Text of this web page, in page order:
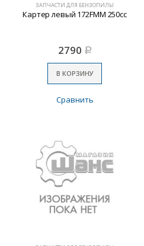
ЗАПЧАСТИ ДЛЯ БЕНЗОПИЛЫ
Картер левый 172FMM 250cc
2790 Р
В КОРЗИНУ
Сравнить